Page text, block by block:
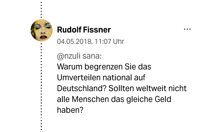
Rudolf Fissner
04.05.2018, 11:07 Uhr
@nzuli sana:
Warum begrenzen Sie das
Umverteilen national auf
Deutschland? Sollten weltweit nicht
alle Menschen das gleiche Geld
haben?